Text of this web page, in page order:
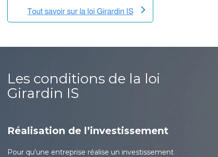
Les conditions de la loi
Girardin IS
Réalisation de l’investissement
Pour qu'une entreprise réalise un investissement